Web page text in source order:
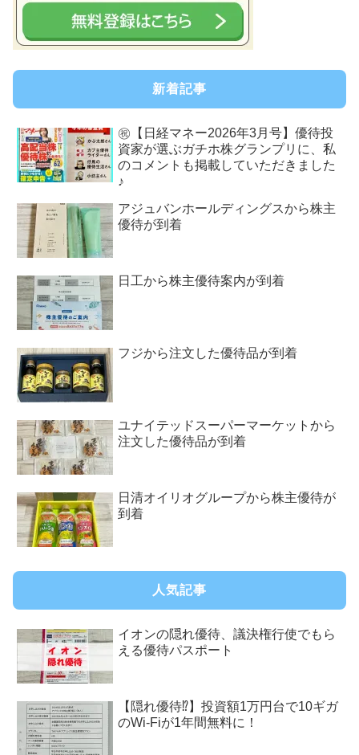
新着記事
㊗【日経マネー2026年3月号】優待投
資家が選ぶガチホ株グランプリに、私
のコメントも掲載していただきました
♪
アジュバンホールディングスから株主
優待が到着
日工から株主優待案内が到着
フジから注文した優待品が到着
ユナイテッドスーパーマーケットから
注文した優待品が到着
日清オイリオグループから株主優待が
到着
人気記事
イオンの隠れ優待、議決権行使でもら
える優待パスポート
【隠れ優待⁉︎】投資額1万円台で10ギガ
のWi-Fiが1年間無料に！